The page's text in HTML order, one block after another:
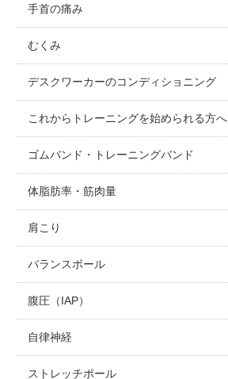
手首の痛み
むくみ
デスクワーカーのコンディショニング
これからトレーニングを始められる方へ
ゴムバンド・トレーニングバンド
体脂肪率・筋肉量
肩こり
バランスボール
腹圧（IAP）
自律神経
ストレッチポール